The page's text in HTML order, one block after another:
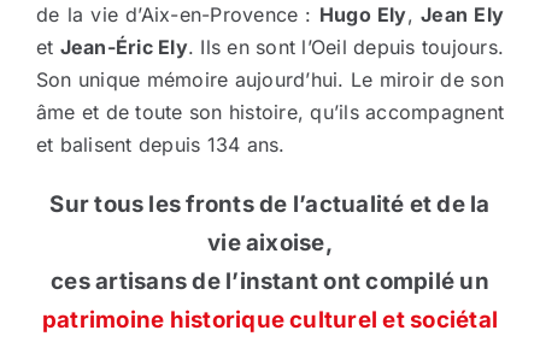
de la vie d’Aix-en-Provence : Hugo Ely,Jean Ely
et Jean-Éric Ely. Ils en sont l’Oeil depuis toujours.
Son unique mémoire aujourd’hui. Le miroir de son
âme et de toute son histoire, qu’ils accompagnent
et balisent depuis 134 ans.
Sur tous les fronts de l’actualité et de la
vie aixoise,
ces artisans de l’instant ont compilé un
patrimoine historique culturel et sociétal